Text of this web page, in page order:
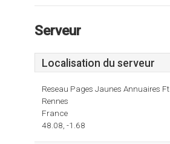
Serveur
Localisation du serveur
Reseau Pages Jaunes Annuaires Ft
Rennes
France
48.08, -1.68